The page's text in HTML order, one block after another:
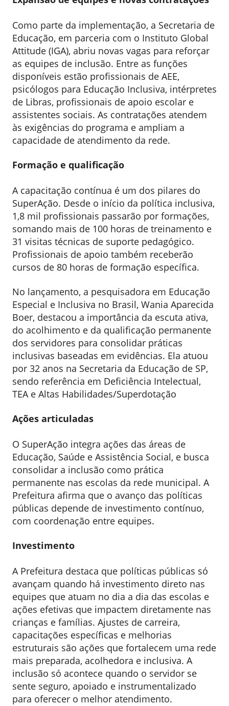
Como parte da implementação, a Secretaria de
Educação, em parceria com o Instituto Global
Attitude (IGA), abriu novas vagas para reforçar
as equipes de inclusão. Entre as funções
disponíveis estão profissionais de AEE,
psicólogos para Educação Inclusiva, intérpretes
de Libras, profissionais de apoio escolar e
assistentes sociais. As contratações atendem
às exigências do programa e ampliam a
capacidade de atendimento da rede.
Formação e qualificação
A capacitação contínua é um dos pilares do
SuperAção. Desde o início da política inclusiva,
1,8 mil profissionais passarão por formações,
somando mais de 100 horas de treinamento e
31 visitas técnicas de suporte pedagógico.
Profissionais de apoio também receberão
cursos de 80 horas de formação específica.
No lançamento, a pesquisadora em Educação
Especial e Inclusiva no Brasil, Wania Aparecida
Boer, destacou a importância da escuta ativa,
do acolhimento e da qualificação permanente
dos servidores para consolidar práticas
inclusivas baseadas em evidências. Ela atuou
por 32 anos na Secretaria da Educação de SP,
sendo referência em Deficiência Intelectual,
TEA e Altas Habilidades/Superdotação
Ações articuladas
O SuperAção integra ações das áreas de
Educação, Saúde e Assistência Social, e busca
consolidar a inclusão como prática
permanente nas escolas da rede municipal. A
Prefeitura afirma que o avanço das políticas
públicas depende de investimento contínuo,
com coordenação entre equipes.
Investimento
A Prefeitura destaca que políticas públicas só
avançam quando há investimento direto nas
equipes que atuam no dia a dia das escolas e
ações efetivas que impactem diretamente nas
crianças e famílias. Ajustes de carreira,
capacitações específicas e melhorias
estruturais são ações que fortalecem uma rede
mais preparada, acolhedora e inclusiva. A
inclusão só acontece quando o servidor se
sente seguro, apoiado e instrumentalizado
para oferecer o melhor atendimento.